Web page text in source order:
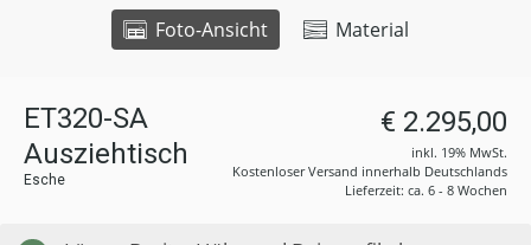
Foto-Ansicht Material
ET320-SA
Ausziehtisch
Esche
€ 2.295,00
inkl. 19% MwSt.
Kostenloser Versand innerhalb Deutschlands
Lieferzeit: ca. 6 - 8 Wochen